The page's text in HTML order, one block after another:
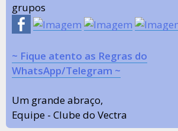
grupos
~ Fique atento as Regras do
WhatsApp/Telegram ~
Um grande abraço,
Equipe - Clube do Vectra